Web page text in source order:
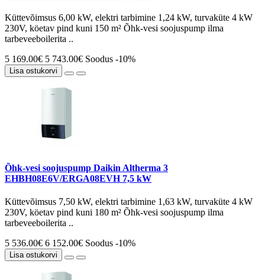
Küttevõimsus 6,00 kW, elektri tarbimine 1,24 kW, turvaküte 4 kW
230V, köetav pind kuni 150 m² Õhk-vesi soojuspump ilma
tarbeveeboilerita ..
5 169.00€ 5 743.00€ Soodus -10%
Lisa ostukorvi
Õhk-vesi soojuspump Daikin Altherma 3
EHBH08E6V/ERGA08EVH 7,5 kW
Küttevõimsus 7,50 kW, elektri tarbimine 1,63 kW, turvaküte 4 kW
230V, köetav pind kuni 180 m² Õhk-vesi soojuspump ilma
tarbeveeboilerita ..
5 536.00€ 6 152.00€ Soodus -10%
Lisa ostukorvi